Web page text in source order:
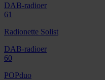
DAB-radioer
61
Radionette Solist
DAB-radioer
60
POPduo